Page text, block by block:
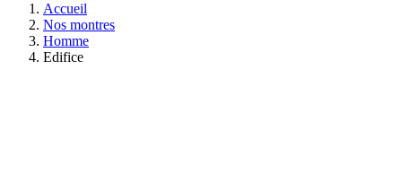
Accueil
Nos montres
Homme
Edifice